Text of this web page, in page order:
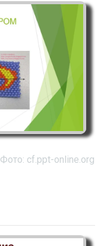
Фото: cf.ppt-online.org